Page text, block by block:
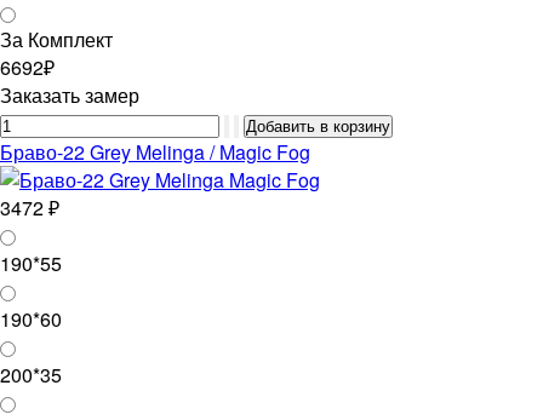
За Комплект
6692₽
Заказать замер
Браво-22 Grey Melinga / Magic Fog
3472 ₽
190*55
190*60
200*35